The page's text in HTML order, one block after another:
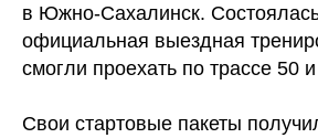
в Южно-Сахалинск.
официальная выездная
смогли проехать по трассе 50
Свои стартовые пакеты